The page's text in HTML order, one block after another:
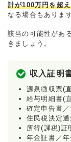
計が100万円を超
なる場合もあります
該当の可能性があ
きましょう。
収入証明
源泉徴収票(
給与明細書(
確定申告書
住民税決定
所得(課税)証
年金証書／